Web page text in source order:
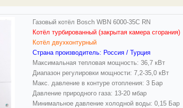
Газовый котёл Bosch WBN 6000-35С RN
Котёл турбированный (закрытая камера сгорания)
Котёл двухконтурный
Страна производитель: Россия / Турция
Максимальная тепловая мощность: 36,7 кВт
Диапазон регулировки мощности: 7,2-35,0 кВт
Макс. давление в контуре отопления: 3 Бар
Давление природного газа: 13-20 мбар
Минимальное давление холодной воды: 0,15 Бар